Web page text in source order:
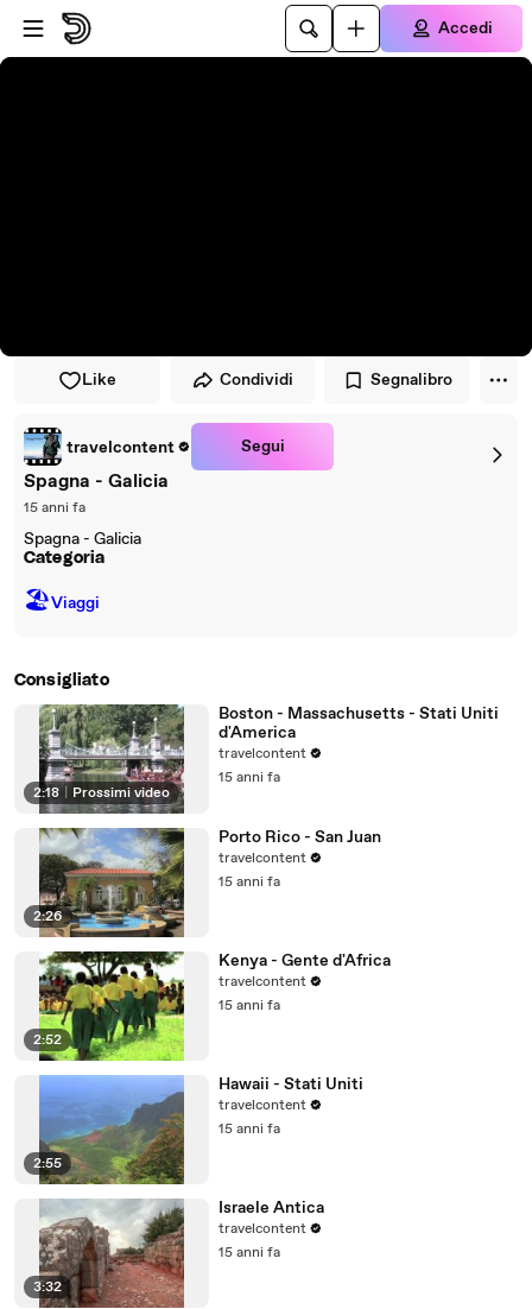
Vai al lettore
Passa al contenuto principale
Accedi
Like Condividi Segnalibro
travelcontent Segui
Spagna - Galicia
15 anni fa
Spagna - Galicia
Categoria
🏖Viaggi
Consigliato
2:18 Prossimi video
Boston - Massachusetts - Stati Uniti
d'America
travelcontent
15 anni fa
2:26
Porto Rico - San Juan
travelcontent
15 anni fa
2:52
Kenya - Gente d'Africa
travelcontent
15 anni fa
2:55
Hawaii - Stati Uniti
travelcontent
15 anni fa
3:32
Israele Antica
travelcontent
15 anni fa